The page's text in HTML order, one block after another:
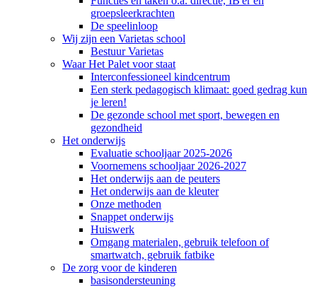
groepsleerkrachten
De speelinloop
Wij zijn een Varietas school
Bestuur Varietas
Waar Het Palet voor staat
Interconfessioneel kindcentrum
Een sterk pedagogisch klimaat: goed gedrag kun
je leren!
De gezonde school met sport, bewegen en
gezondheid
Het onderwijs
Evaluatie schooljaar 2025-2026
Voornemens schooljaar 2026-2027
Het onderwijs aan de peuters
Het onderwijs aan de kleuter
Onze methoden
Snappet onderwijs
Huiswerk
Omgang materialen, gebruik telefoon of
smartwatch, gebruik fatbike
De zorg voor de kinderen
basisondersteuning